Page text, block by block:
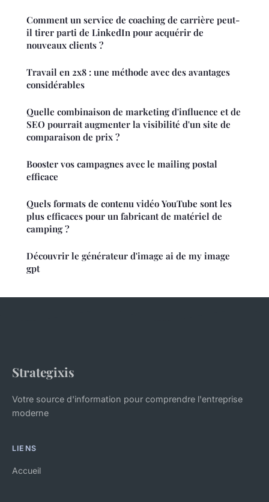
Comment un service de coaching de carrière peut-
il tirer parti de LinkedIn pour acquérir de
nouveaux clients ?
Travail en 2x8 : une méthode avec des avantages
considérables
Quelle combinaison de marketing d'influence et de
SEO pourrait augmenter la visibilité d'un site de
comparaison de prix ?
Booster vos campagnes avec le mailing postal
efficace
Quels formats de contenu vidéo YouTube sont les
plus efficaces pour un fabricant de matériel de
camping ?
Découvrir le générateur d'image ai de my image
gpt
Strategixis
Votre source d'information pour comprendre l'entreprise
moderne
LIENS
Accueil